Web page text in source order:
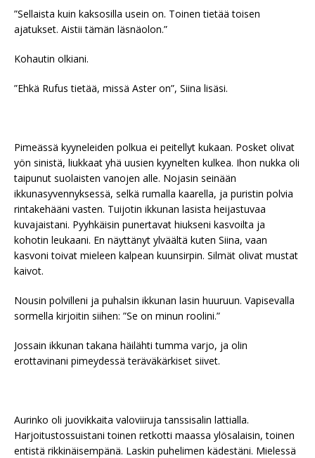
”Sellaista kuin kaksosilla usein on. Toinen tietää toisen
ajatukset. Aistii tämän läsnäolon.”
Kohautin olkiani.
”Ehkä Rufus tietää, missä Aster on”, Siina lisäsi.
Pimeässä kyyneleiden polkua ei peitellyt kukaan. Posket olivat
yön sinistä, liukkaat yhä uusien kyynelten kulkea. Ihon nukka oli
taipunut suolaisten vanojen alle. Nojasin seinään
ikkunasyvennyksessä, selkä rumalla kaarella, ja puristin polvia
rintakehääni vasten. Tuijotin ikkunan lasista heijastuvaa
kuvajaistani. Pyyhkäisin punertavat hiukseni kasvoilta ja
kohotin leukaani. En näyttänyt ylväältä kuten Siina, vaan
kasvoni toivat mieleen kalpean kuunsirpin. Silmät olivat mustat
kaivot.
Nousin polvilleni ja puhalsin ikkunan lasin huuruun. Vapisevalla
sormella kirjoitin siihen: ”Se on minun roolini.”
Jossain ikkunan takana häilähti tumma varjo, ja olin
erottavinani pimeydessä teräväkärkiset siivet.
Aurinko oli juovikkaita valoviiruja tanssisalin lattialla.
Harjoitustossuistani toinen retkotti maassa ylösalaisin, toinen
entistä rikkinäisempänä. Laskin puhelimen kädestäni. Mielessä